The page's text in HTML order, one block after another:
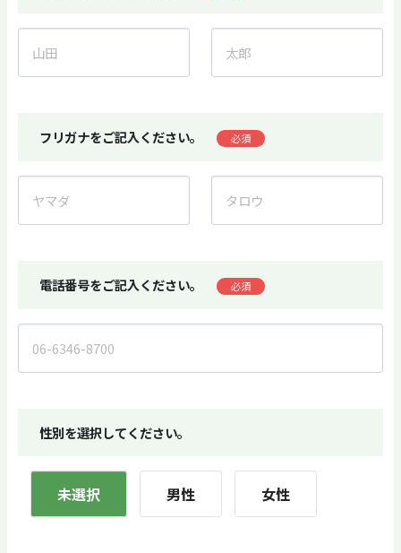
フリガナをご記入ください。 必須
電話番号をご記入ください。 必須
性別を選択してください。
未選択 男性 女性